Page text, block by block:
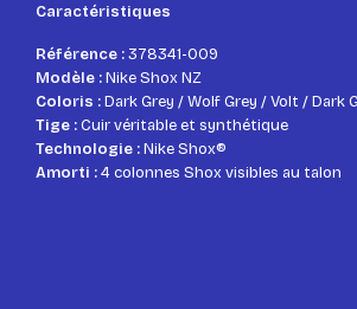
Caractéristiques
Référence :378341-009
Modèle :Nike Shox NZ
Coloris :Dark Grey / Wolf Grey / Volt / Dark
Tige :Cuir véritable et synthétique
Technologie :Nike Shox®
Amorti :4 colonnes Shox visibles au talon